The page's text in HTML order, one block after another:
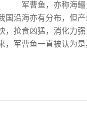
军曹鱼，亦称海鲡
国沿海亦有分布，但
，抢食凶猛，消化力
，军曹鱼一直被认为